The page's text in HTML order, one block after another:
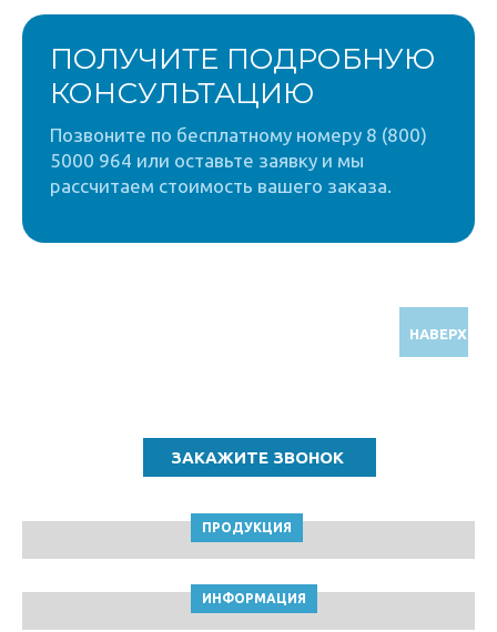
ПОЛУЧИТЕ ПОДРОБНУЮ
КОНСУЛЬТАЦИЮ
Позвоните по бесплатному номеру 8 (800)
5000 964 или оставьте заявку и мы
рассчитаем стоимость вашего заказа.
НАВЕРХ
ПРОДУКЦИЯ
ИНФОРМАЦИЯ